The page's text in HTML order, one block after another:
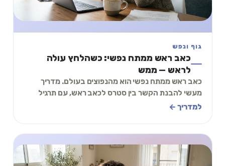
גוף ונפש
כאב ראש ממתח נפשי: כשהלחץ עולה
לראש — ממש
כאב ראש ממתח נפשי הוא מהנפוצים בעולם. מדריך
מעשי להבנת הקשר בין סטרס לכאב ראש, עם תרגיל
הרגעה של 2 דקות שאפשר לעשות עכשיו.
למדריך ←